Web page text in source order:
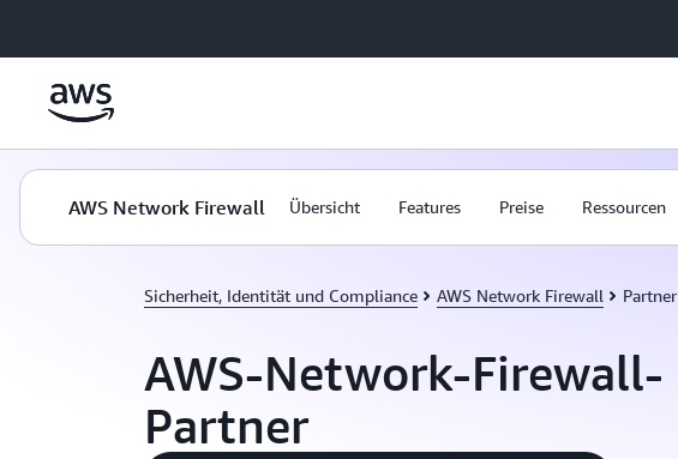
Sicherheit, Identität und Compliance AWS Network Firewall Partner
AWS-Network-Firewall-
Partner
AWS Network Firewall Übersicht Features Preise Ressourcen